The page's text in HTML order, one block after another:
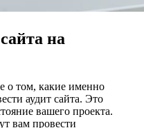
на
о том, какие именно
аудит сайта. Это
вашего проекта.
вам провести